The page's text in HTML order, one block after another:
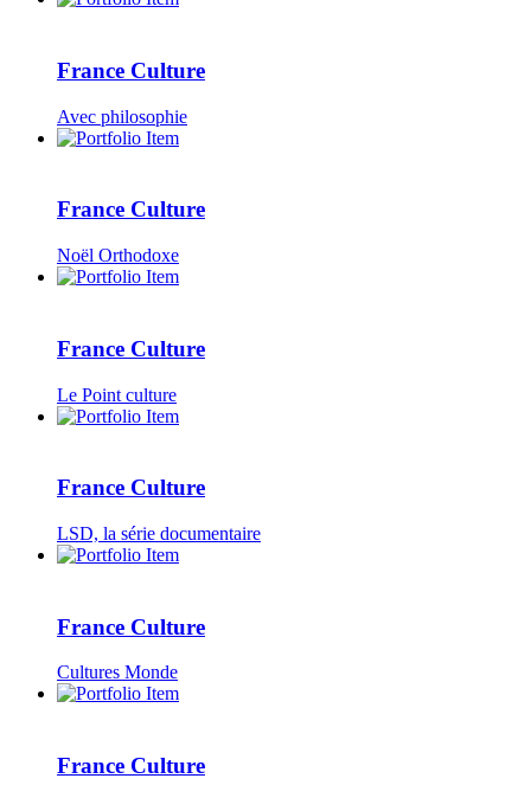
France Culture
Avec philosophie
France Culture
Noël Orthodoxe
France Culture
Le Point culture
France Culture
LSD, la série documentaire
France Culture
Cultures Monde
France Culture